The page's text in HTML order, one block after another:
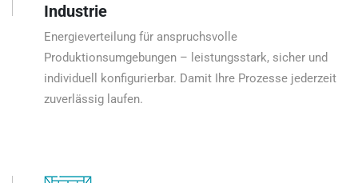
Industrie
Energieverteilung für anspruchsvolle
Produktionsumgebungen – leistungsstark, sicher und
individuell konfigurierbar. Damit Ihre Prozesse jederzeit
zuverlässig laufen.